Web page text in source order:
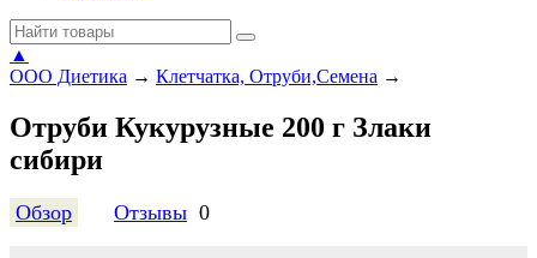
▲
ООО Диетика → Клетчатка, Отруби,Семена →
Отруби Кукурузные 200 г Злаки
сибири
Обзор Отзывы 0